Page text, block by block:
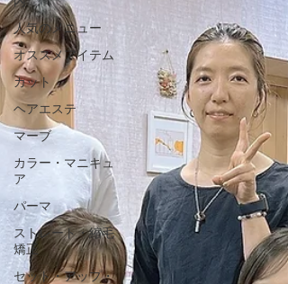
人気のメニュー
オススメアイテム
カット
ヘアエステ
マーブ
カラー・マニキュ
ア
パーマ
ストレート・縮毛
矯正
セット・アップ・